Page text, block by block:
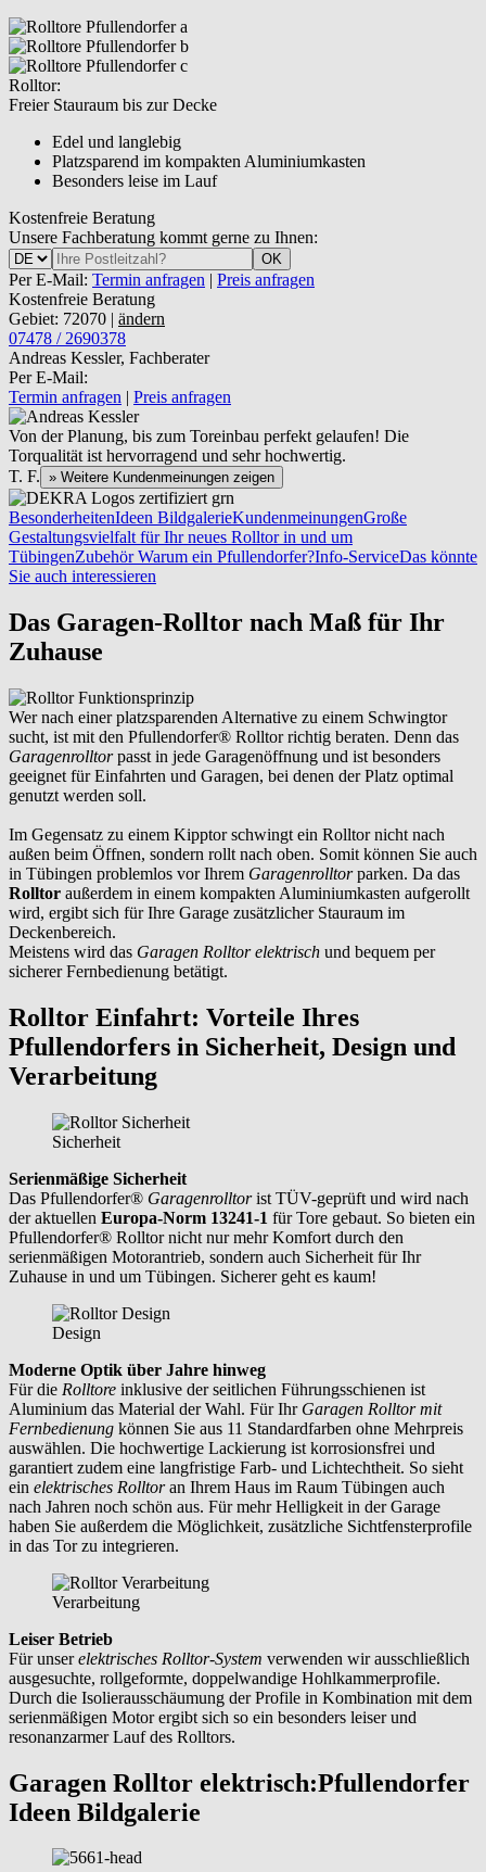
Rolltor:
Freier Stauraum bis zur Decke
Edel und langlebig
Platzsparend im kompakten Aluminiumkasten
Besonders leise im Lauf
Kostenfreie Beratung
Unsere Fachberatung kommt gerne zu Ihnen:
OK
Per E-Mail: Termin anfragen | Preis anfragen
Kostenfreie Beratung
Gebiet: 72070 | ändern
07478 / 2690378
Andreas Kessler, Fachberater
Per E-Mail:
Termin anfragen | Preis anfragen
Von der Planung, bis zum Toreinbau perfekt gelaufen! Die
Torqualität ist hervorragend und sehr hochwertig.
T. F. » Weitere Kundenmeinungen zeigen
BesonderheitenIdeen BildgalerieKundenmeinungenGroße
Gestaltungsvielfalt für Ihr neues Rolltor in und um
TübingenZubehörWarum ein Pfullendorfer?Info-ServiceDas könnte
Sie auch interessieren
Das Garagen-Rolltor nach Maß für Ihr
Zuhause
Wer nach einer platzsparenden Alternative zu einem Schwingtor
sucht, ist mit den Pfullendorfer® Rolltor richtig beraten. Denn das
Garagenrolltorpasst in jede Garagenöffnung und ist besonders
geeignet für Einfahrten und Garagen, bei denen der Platz optimal
genutzt werden soll.
Im Gegensatz zu einem Kipptor schwingt ein Rolltor nicht nach
außen beim Öffnen, sondern rollt nach oben. Somit können Sie auch
in Tübingen problemlos vor Ihrem Garagenrolltorparken. Da das
Rolltor außerdem in einem kompakten Aluminiumkasten aufgerollt
wird, ergibt sich für Ihre Garage zusätzlicher Stauraum im
Deckenbereich.
Meistens wird das Garagen Rolltor elektrisch und bequem per
sicherer Fernbedienung betätigt.
Rolltor Einfahrt: Vorteile Ihres
Pfullendorfers in Sicherheit, Design und
Verarbeitung
Sicherheit
Serienmäßige Sicherheit
Das Pfullendorfer® Garagenrolltorist TÜV-geprüft und wird nach
der aktuellen Europa-Norm 13241-1 für Tore gebaut. So bieten ein
Pfullendorfer® Rolltor nicht nur mehr Komfort durch den
serienmäßigen Motorantrieb, sondern auch Sicherheit für Ihr
Zuhause in und um Tübingen. Sicherer geht es kaum!
Design
Moderne Optik über Jahre hinweg
Für die Rolltore inklusive der seitlichen Führungsschienen ist
Aluminium das Material der Wahl. Für Ihr Garagen Rolltor mit
Fernbedienung können Sie aus 11 Standardfarben ohne Mehrpreis
auswählen. Die hochwertige Lackierung ist korrosionsfrei und
garantiert zudem eine langfristige Farb- und Lichtechtheit. So sieht
ein elektrisches Rolltoran Ihrem Haus im Raum Tübingen auch
nach Jahren noch schön aus. Für mehr Helligkeit in der Garage
haben Sie außerdem die Möglichkeit, zusätzliche Sichtfensterprofile
in das Tor zu integrieren.
Verarbeitung
Leiser Betrieb
Für unserelektrisches Rolltor-System verwenden wir ausschließlich
ausgesuchte, rollgeformte, doppelwandige Hohlkammerprofile.
Durch die Isolierausschäumung der Profile in Kombination mit dem
serienmäßigen Motor ergibt sich so ein besonders leiser und
resonanzarmer Lauf des Rolltors.
Garagen Rolltor elektrisch:Pfullendorfer
Ideen Bildgalerie